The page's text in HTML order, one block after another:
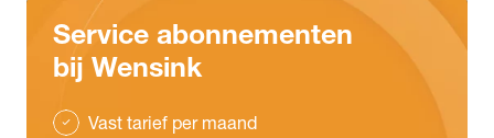
Service abonnementen
bij Wensink
check Vast tarief per maand